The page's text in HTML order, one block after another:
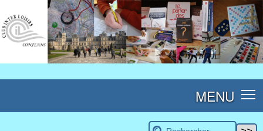
MENU